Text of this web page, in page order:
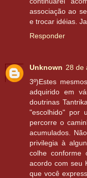
associação ao
e trocar idéias.
Responder
Unknown 28 de
3º)Estes
adquirido em
doutrinas
"escolhido" por
percorre o
acumulados.
privilegia à
colhe conforme
acordo com seu
que você